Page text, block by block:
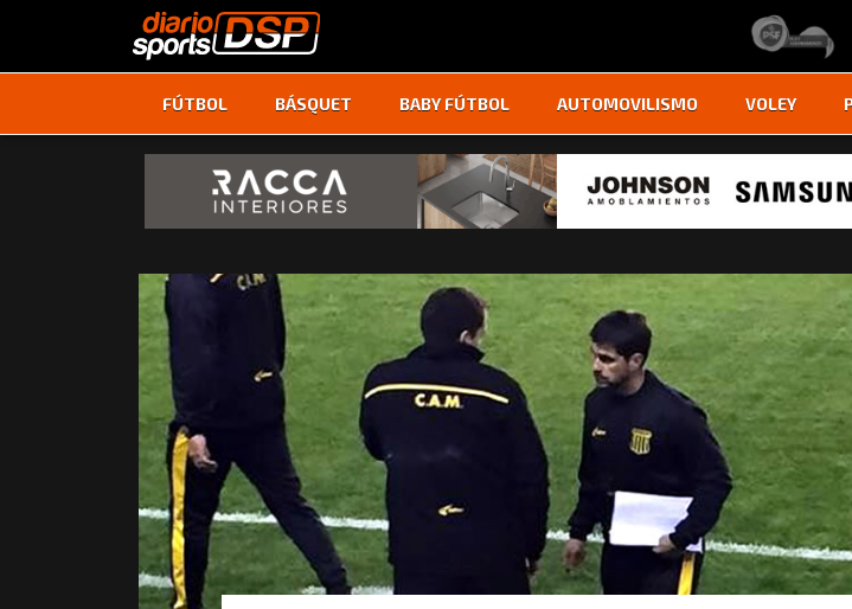
FÚTBOL BÁSQUET BABY FÚTBOL AUTOMOVILISMO VOLEY